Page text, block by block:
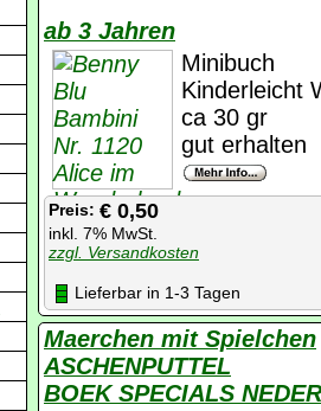
ab 3 Jahren
Minibuch
Kinderleicht
ca 30 gr
gut erhalten
Preis: € 0,50
inkl. 7% MwSt.
zzgl. Versandkosten
Lieferbar in 1-3 Tagen
Maerchen mit Spielchen
ASCHENPUTTEL
BOEK SPECIALS